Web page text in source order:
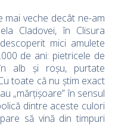
mai veche decât ne-am
Cladovei, în Clisura
mici amulete
de ani: pietricele de
alb și roșu, purtate
toate că nu știm exact
„mărțișoare” în sensul
dintre aceste culori
să vină din timpuri